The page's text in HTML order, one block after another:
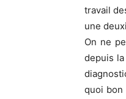
travail
une
On ne
depuis
quoi bon